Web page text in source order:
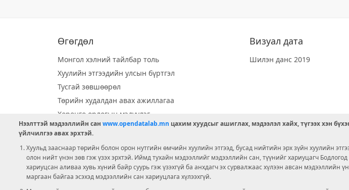
Өгөгдөл
Монгол хэлний тайлбар толь
Хуулийн этгээдийн улсын бүртгэл
Тусгай зөвшөөрөл
Төрийн худалдан авах ажиллагаа
Хөрөнгө орлогын мэдүүлэг
Орон нутгийн хөгжлийн сан
Ээлжит сонгууль
Ашигт малтмал тусгай зөвшөөрөл
Визуал дата
Шилэн данс 2019
Нээлттэй мэдээллийн сан www.opendatalab.mn цахим хуудсыг ашиглах, мэдээлэл хайх, түгээх хэн
үйлчилгээ авах эрхтэй.
Хуульд зааснаар төрийн болон орон нутгийн өмчийн хуулийн этгээд, бусад нийтийн эрх зүйн хуулийн
олон нийт үнэн зөв гэж үзэх эрхтэй. Иймд тухайн мэдээллийг мэдээллийн сан, түүнийг хариуцагч
хариуцсан аливаа хувь хүний байр суурь гэж үзэхгүй ба анхдагч эх сурвалжаас хүлээн авсан мэдээллийн
маргаан байгаа эсэхэд мэдээллийн сан хариуцлага хүлээхгүй.